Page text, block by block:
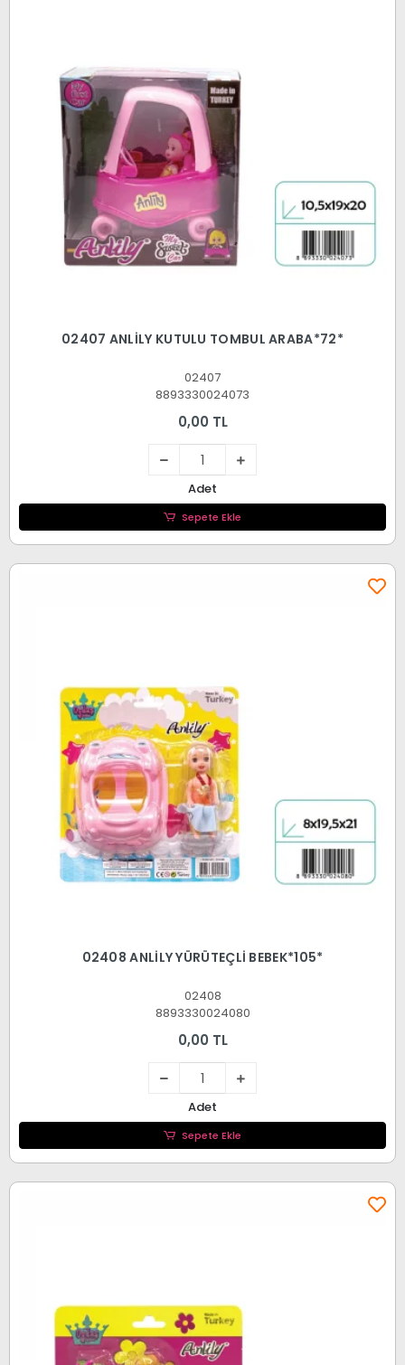
02407 ANLİLY KUTULU TOMBUL ARABA*72*
02407
8893330024073
0,00 TL
Adet
Sepete Ekle
02408 ANLİLY YÜRÜTEÇLİ BEBEK*105*
02408
8893330024080
0,00 TL
Adet
Sepete Ekle